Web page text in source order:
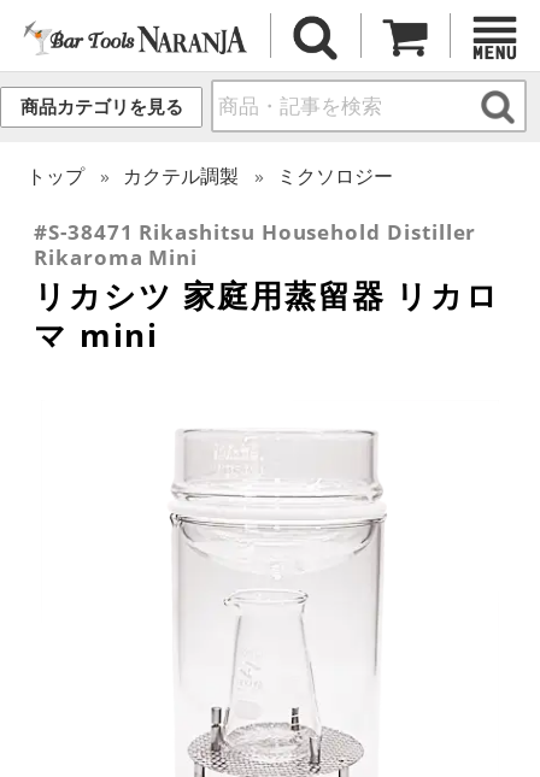
商品カテゴリを見る
トップ カクテル調製 ミクソロジー
#S-38471 Rikashitsu Household Distiller
Rikaroma Mini
リカシツ 家庭用蒸留器 リカロ
マ mini